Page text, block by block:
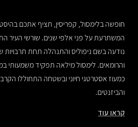
חופשה בלימסול, קפריסין, תציף אתכם
המשתרעת על פני אלפי שנים. שורשי העיר
נודעה בשם ניפוליס והתנהלה תחת תרבויות
והרומאים. לימסול מילאה תפקיד משמעותי
כמעוז אסטרטגי חיוני ובשטחה התחוללו
והביזנטים.
קראו עוד